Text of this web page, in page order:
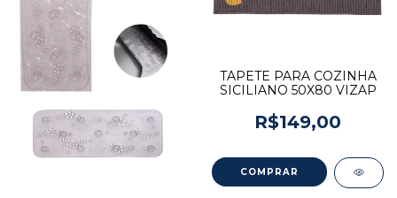
TAPETE PARA COZINHA
SICILIANO 50X80 VIZAP
R$149,00